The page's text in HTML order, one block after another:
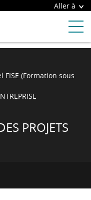
Aller à
(Formation sous
PROJETS